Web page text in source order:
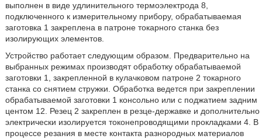
выполнен в виде удлинительного термоэлектрода 8,
подключенного к измерительному прибору, обрабатываемая
заготовка 1 закреплена в патроне токарного станка без
изолирующих элементов.
Устройство работает следующим образом. Предварительно на
выбранных режимах производят обработку обрабатываемой
заготовки 1, закрепленной в кулачковом патроне 2 токарного
станка со снятием стружки. Обработка ведется при закреплении
обрабатываемой заготовки 1 консольно или с поджатием задним
центом 12. Резец 2 закреплен в резце-державке и дополнительно
электрически изолируется токонепроводящими прокладками 4. В
процессе резания в месте контакта разнородных материалов